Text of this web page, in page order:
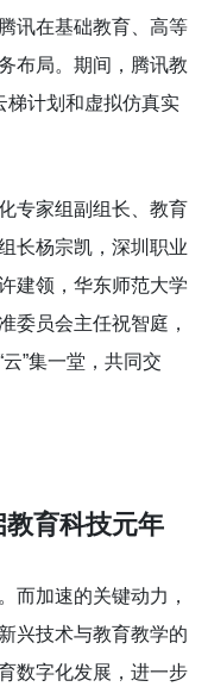
讯在基础教育、高等
布局。期间，腾讯教
梯计划和虚拟仿真实
专家组副组长、教育
长杨宗凯，深圳职业
建领，华东师范大学
委员会主任祝智庭，
”集一堂，共同交
育科技元年
而加速的关键动力，
兴技术与教育教学的
数字化发展，进一步